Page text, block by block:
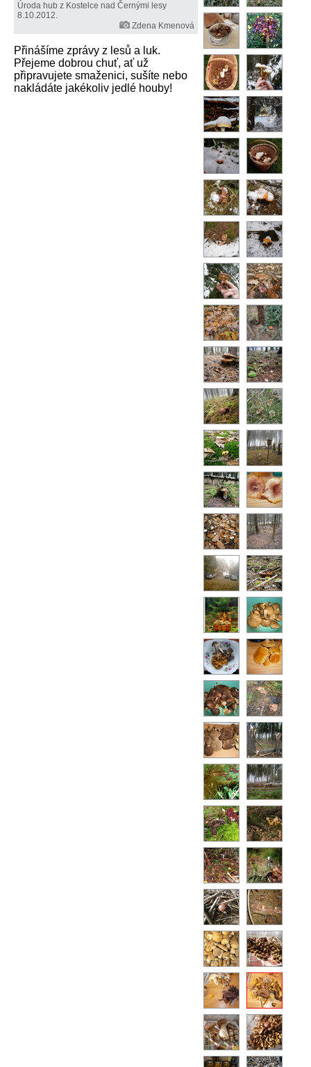
Úroda hub z Kostelce nad Černými lesy
8.10.2012.
Zdena Kmenová
Přinášíme zprávy z lesů a luk.
Přejeme dobrou chuť, ať už
připravujete smaženici, sušíte nebo
nakládáte jakékoliv jedlé houby!